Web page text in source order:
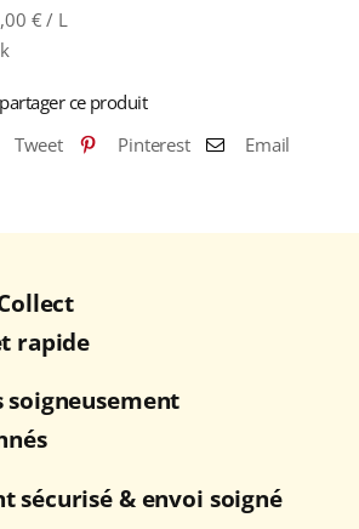
€ / L
partager ce produit
Tweet Pinterest Email
rapide
soigneusement
sécurisé & envoi soigné